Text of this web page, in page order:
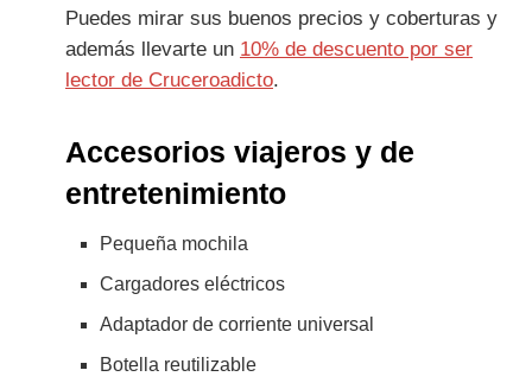
Puedes mirar sus buenos precios y coberturas y
además llevarte un 10% de descuento por ser
lector de Cruceroadicto.
Accesorios viajeros y de
entretenimiento
Pequeña mochila
Cargadores eléctricos
Adaptador de corriente universal
Botella reutilizable